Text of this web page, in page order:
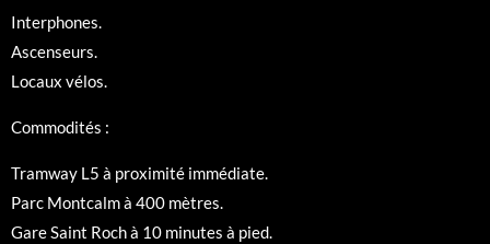
Interphones.
Ascenseurs.
Locaux vélos.
Commodités :
Tramway L5 à proximité immédiate.
Parc Montcalm à 400 mètres.
Gare Saint Roch à 10 minutes à pied.